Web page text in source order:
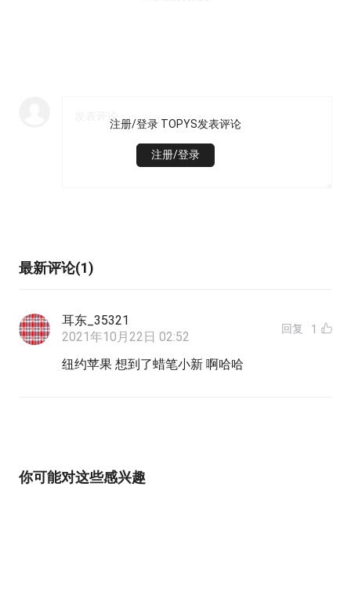
注册/登录 TOPYS发表评论
注册/登录
最新评论(1)
耳东_35321
2021年10月22日 02:52
回复 1
纽约苹果 想到了蜡笔小新 啊哈哈
你可能对这些感兴趣